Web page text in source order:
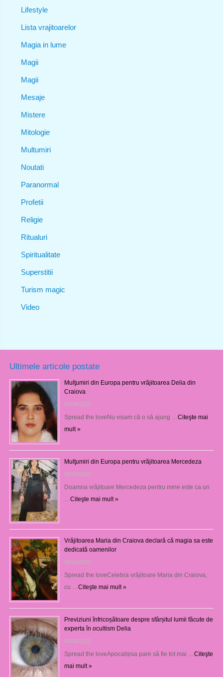
Lifestyle
Lista vrajitoarelor
Magia in lume
Magii
Magii
Mesaje
Mistere
Mitologie
Multumiri
Noutati
Paranormal
Profetii
Religie
Ritualuri
Spiritualitate
Superstitii
Turism magic
Video
Ultimele articole postate
Mulţumiri din Europa pentru vrăjitoarea Delia din
Craiova
09/08/2026
Spread the loveNu visam că o să ajung …Citeşte mai
mult »
Mulţumiri din Europa pentru vrăjitoarea Mercedeza
09/08/2026
Doamna vrăjitoare Mercedeza pentru mine este ca un
…Citeşte mai mult »
Vrăjitoarea Maria din Craiova declară că magia sa este
dedicată oamenilor
09/08/2026
Spread the loveCelebra vrăjitoare Maria din Craiova,
cu …Citeşte mai mult »
Previziuni înfricoșătoare despre sfârșitul lumii făcute de
experta în ocultism Delia
08/08/2026
Spread the loveApocalipsa pare să fie tot mai …Citeşte
mai mult »